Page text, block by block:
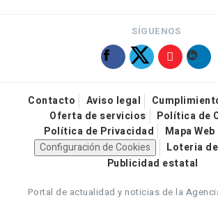
SÍGUENOS
Contacto Aviso legal
Oferta de servicios
Política de
Política de Privacidad
Mapa Web
Configuración de Cookies
Loteria
Publicidad estatal
Portal de actualidad y noticias de la